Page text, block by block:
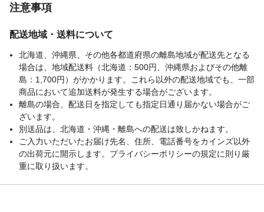
注意事項
配送地域・送料について
北海道、沖縄県、その他各都道府県の離島地域が配送先となる
場合は、地域配送料（北海道：500円、沖縄県およびその他離
島：1,700円）がかかります。これら以外の配送地域でも、一部
商品において追加送料が発生する場合がございます。
離島の場合、配送日を指定しても指定日通り届かない場合がご
ざいます。
別送品は、北海道・沖縄・離島への配送は致しかねます。
ご入力いただいたお届け先名、住所、電話番号をカインズ以外
の出荷元に開示します。プライバシーポリシーの規定に則り厳
重に取り扱います。